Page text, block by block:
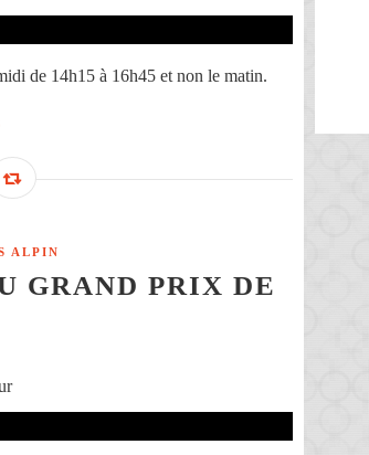
de 14h15 à 16h45 et non le matin.
ALPIN
GRAND PRIX DE